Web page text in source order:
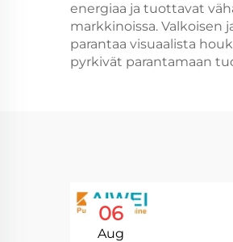
energiaa ja tuottavat
markkinoissa. Valkoisen
parantaa visuaalista
pyrkivät parantamaan
06
Aug